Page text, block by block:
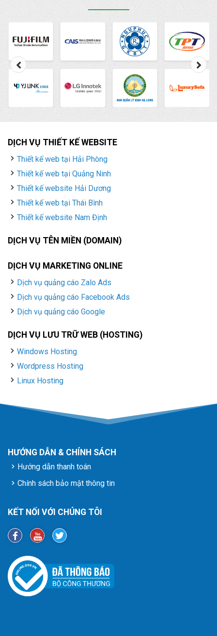
DỊCH VỤ THIẾT KẾ WEBSITE
Thiết kế web tại Hải Phòng
Thiết kế web tại Quảng Ninh
Thiết kế website Hải Dương
Thiết kế web tại Thái Bình
Thiết kế website Nam Định
DỊCH VỤ TÊN MIỀN (DOMAIN)
DỊCH VỤ MARKETING ONLINE
Dịch vụ quảng cáo Zalo Ads
Dịch vụ quảng cáo Facebook Ads
Dịch vụ quảng cáo Google
DỊCH VỤ LƯU TRỮ WEB (HOSTING)
Windows Hosting
Wordpress Hosting
Linux Hosting
HƯỚNG DẪN & CHÍNH SÁCH
Hướng dẫn thanh toán
Chính sách bảo mật thông tin
KẾT NỐI VỚI CHÚNG TÔI